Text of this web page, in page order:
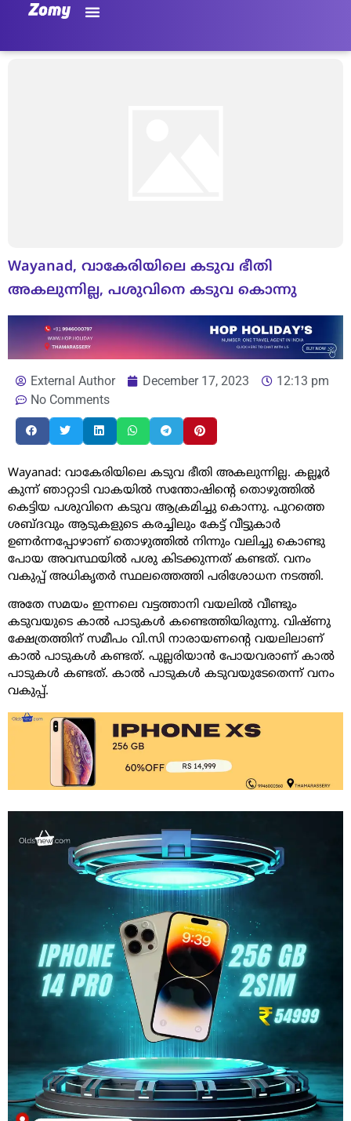
Wayanad, വാകേരിയിലെ കടുവ ഭീതി
അകലുന്നില്ല, പശുവിനെ കടുവ കൊന്നു
External Author December 17, 2023
12:13 pm
No Comments
Wayanad: വാകേരിയിലെ കടുവ ഭീതി അകലുന്നില്ല. കല്ലൂർ
കുന്ന് ഞാറ്റാടി വാകയിൽ സന്തോഷിന്റെ തൊഴുത്തിൽ
കെട്ടിയ പശുവിനെ കടുവ ആക്രമിച്ചു കൊന്നു. പുറത്തെ
ശബ്ദവും ആടുകളുടെ കരച്ചിലും കേട്ട് വീട്ടുകാർ
ഉണർന്നപ്പോഴാണ് തൊഴുത്തിൽ നിന്നും വലിച്ചു കൊണ്ടു
പോയ അവസ്ഥയിൽ പശു കിടക്കുന്നത് കണ്ടത്. വനം
വകുപ്പ് അധികൃതർ സ്ഥലത്തെത്തി പരിശോധന നടത്തി.
അതേ സമയം ഇന്നലെ വട്ടത്താനി വയലിൽ വീണ്ടും
കടുവയുടെ കാൽ പാടുകൾ കണ്ടെത്തിയിരുന്നു. വിഷ്‌ണു
ക്ഷേത്രത്തിന് സമീപം വി.സി നാരായണന്റെ വയലിലാണ്
കാൽ പാടുകൾ കണ്ടത്. പുല്ലരിയാൻ പോയവരാണ് കാൽ
പാടുകൾ കണ്ടത്. കാൽ പാടുകൾ കടുവയുടേതെന്ന് വനം
വകുപ്പ്.